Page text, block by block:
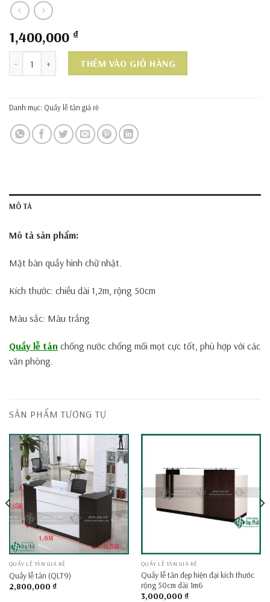
1,400,000 ₫
Thanh lý Quầy lễ tân mini rộng 50cm dài 1m2 số lượng
THÊM VÀO GIỎ HÀNG
Danh mục: Quầy lễ tân giá rẻ
MÔ TẢ
Mô tả sản phẩm:
Mặt bàn quầy hình chữ nhật.
Kích thước: chiều dài 1,2m, rộng 50cm
Màu sắc: Màu trắng
Quầy lễ tân chống nước chống mối mọt cực tốt, phù hợp với các
văn phòng.
SẢN PHẨM TƯƠNG TỰ
QUẦY LỄ TÂN GIÁ RẺ
Quầy lễ tân (QLT9)
2,800,000 ₫
QUẦY LỄ TÂN GIÁ RẺ
Quầy lễ tân đẹp hiện đại kích thước
rộng 50cm dài 1m6
3,000,000 ₫